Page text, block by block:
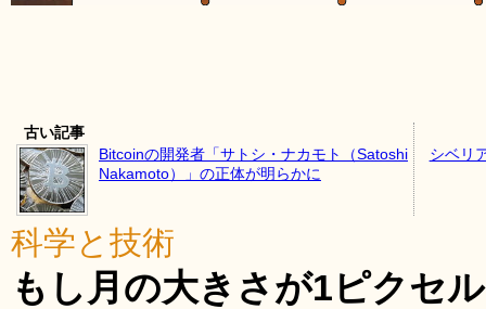
古い記事
Bitcoinの開発者「サトシ・ナカモト（Satoshi
Nakamoto）」の正体が明らかに
シベリ
科学と技術
もし月の大きさが1ピクセ